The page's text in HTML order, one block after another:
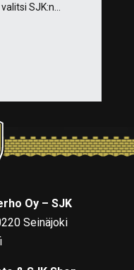
SJK:n...
Oy – SJK
Seinäjoki